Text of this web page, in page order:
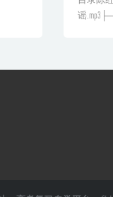
谣.mp3├─